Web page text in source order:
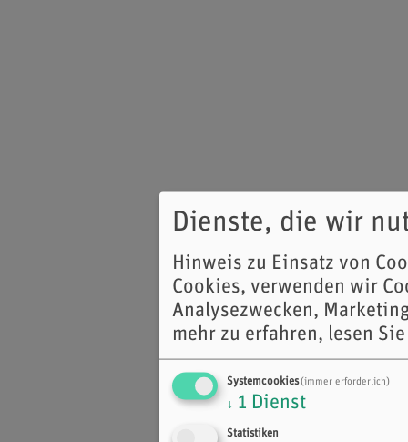
Dienste, die wir
Hinweis zu Einsatz von
Cookies, verwenden wir
Analysezwecken,
mehr zu erfahren, lesen
Systemcookies(immer erforderlich)
↓ 1 Dienst
Statistiken